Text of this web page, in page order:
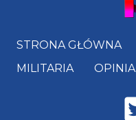
STRONA GŁÓWNA
MILITARIA
OPINIA